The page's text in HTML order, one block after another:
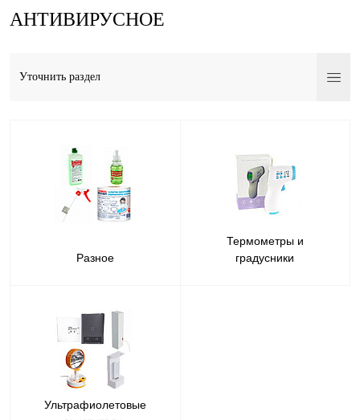
АНТИВИРУСНОЕ
Уточнить раздел
Разное
Термометры и
градусники
Ультрафиолетовые